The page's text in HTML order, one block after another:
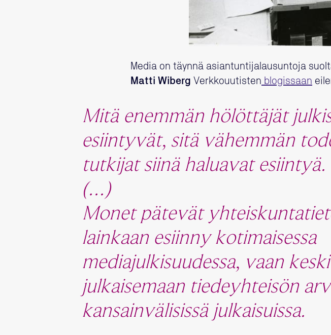
Media on täynnä asiantuntijalausuntoja
Matti Wiberg Verkkouutisten blogissaan
Mitä enemmän hölöttäjät
esiintyvät, sitä vähemmän
tutkijat siinä haluavat esiintyä.
(…)
Monet pätevät
lainkaan esiinny kotimaisessa
mediajulkisuudessa, vaan
julkaisemaan tiedeyhteisön
kansainvälisissä julkaisuissa.